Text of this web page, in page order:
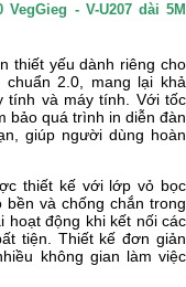
- V-U207 dài 5M
thiết yếu dành riêng cho
2.0, mang lại khả
tính và máy tính. Với tốc
bảo quá trình in diễn đàn
giúp người dùng hoàn
thiết kế với lớp vỏ bọc
và chống chắn trong
động khi kết nối các
tiện. Thiết kế đơn giản
không gian làm việc